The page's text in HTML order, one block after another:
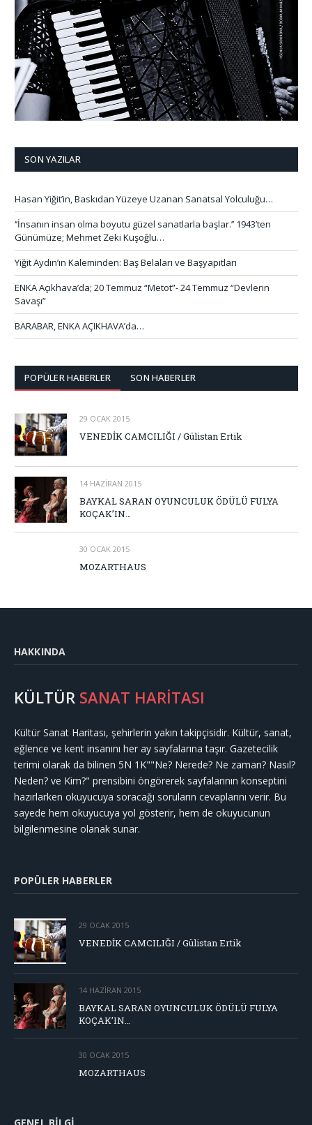
SON YAZILAR
Hasan Yiğit’in, Baskıdan Yüzeye Uzanan Sanatsal Yolculuğu…
‘’İnsanın insan olma boyutu güzel sanatlarla başlar.’’ 1943’ten
Günümüze; Mehmet Zeki Kuşoğlu…
Yiğit Aydın’ın Kaleminden: Baş Belaları ve Başyapıtları
ENKA Açıkhava’da; 20 Temmuz “Metot”- 24 Temmuz “Devlerin
Savaşı”
BARABAR, ENKA AÇIKHAVA’da…
POPÜLER HABERLER SON HABERLER
29 OCAK 2015
VENEDİK CAMCILIĞI / Gülistan Ertik
14 HAZIRAN 2015
BAYKAL SARAN OYUNCULUK ÖDÜLÜ FULYA
KOÇAK’IN…
30 OCAK 2015
MOZARTHAUS
HAKKINDA
KÜLTÜR SANAT HARİTASI
Kültür Sanat Haritası, şehirlerin yakın takipçisidir. Kültür, sanat,
eğlence ve kent insanını her ay sayfalarına taşır. Gazetecilik
terimi olarak da bilinen 5N 1K""Ne? Nerede? Ne zaman? Nasıl?
Neden? ve Kim?" prensibini öngörerek sayfalarının konseptini
hazırlarken okuyucuya soracağı soruların cevaplarını verir. Bu
sayede hem okuyucuya yol gösterir, hem de okuyucunun
bilgilenmesine olanak sunar.
POPÜLER HABERLER
29 OCAK 2015
VENEDİK CAMCILIĞI / Gülistan Ertik
14 HAZIRAN 2015
BAYKAL SARAN OYUNCULUK ÖDÜLÜ FULYA
KOÇAK’IN…
30 OCAK 2015
MOZARTHAUS